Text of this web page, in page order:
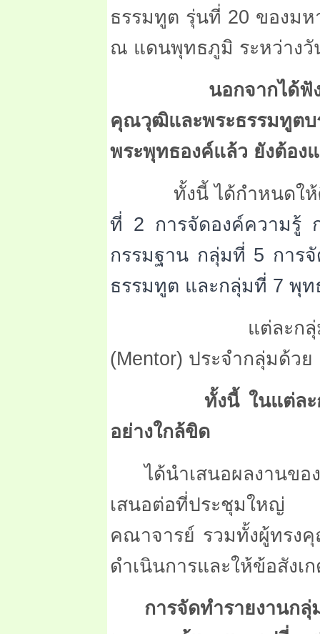
ธรรมทูต รุ่นที่ 20 ของม
ณ แดนพุทธภูมิ ระหว่างวั
นอกจากได้ฟั
คุณวุฒิและพระธรรมทูตบ
พระพุทธองค์แล้ว ยังต้อง
ทั้งนี้ ได้กำหนดให้ศึ
ที่ 2 การจัดองค์ความรู้
กรรมฐาน กลุ่มที่ 5 การ
ธรรมทูต และกลุ่มที่ 7 พุท
แต่ละกลุ่มก็มี
(Mentor) ประจำกลุ่มด้วย
ทั้งนี้ ในแต่ล
อย่างใกล้ขิด
ได้นำเสนอผลงานข
เสนอต่อที่ประชุมใหญ่
คณาจารย์ รวมทั้งผู้ทรง
ดำเนินการและให้ข้อสังเ
การจัดทำรายงา